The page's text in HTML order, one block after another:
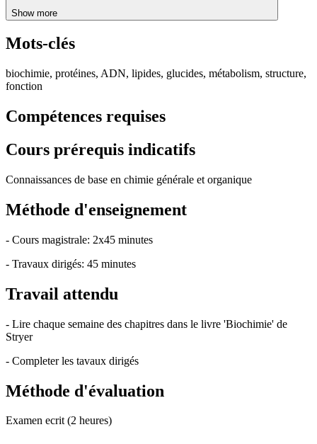
Show more
Mots-clés
biochimie, protéines, ADN, lipides, glucides, métabolism, structure,
fonction
Compétences requises
Cours prérequis indicatifs
Connaissances de base en chimie générale et organique
Méthode d'enseignement
- Cours magistrale: 2x45 minutes
- Travaux dirigés: 45 minutes
Travail attendu
- Lire chaque semaine des chapitres dans le livre 'Biochimie' de
Stryer
- Completer les tavaux dirigés
Méthode d'évaluation
Examen ecrit (2 heures)